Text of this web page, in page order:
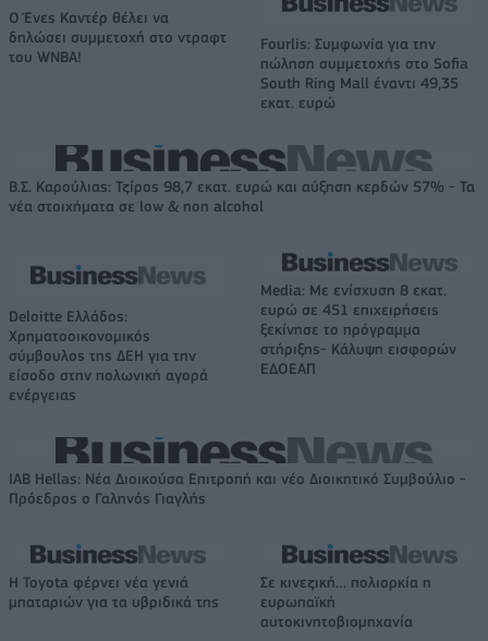
Ο Ένες Καντέρ θέλει να
δηλώσει συμμετοχή στο ντραφτ
του WNBA!
Fourlis: Συμφωνία για την
πώληση συμμετοχής στο Sofia
South Ring Mall έναντι 49,35
εκατ. ευρώ
Β.Σ. Καρούλιας: Τζίρος 98,7 εκατ. ευρώ και αύξηση κερδών 57% - Τα
νέα στοιχήματα σε low & non alcohol
Deloitte Ελλάδος:
Χρηματοοικονομικός
σύμβουλος της ΔΕΗ για την
είσοδο στην πολωνική αγορά
ενέργειας
Media: Με ενίσχυση 8 εκατ.
ευρώ σε 451 επιχειρήσεις
ξεκίνησε το πρόγραμμα
στήριξης- Κάλυψη εισφορών
ΕΔΟΕΑΠ
IAB Hellas: Νέα Διοικούσα Επιτροπή και νέο Διοικητικό Συμβούλιο -
Πρόεδρος ο Γαληνός Γιαγλής
Η Toyota φέρνει νέα γενιά
μπαταριών για τα υβριδικά της
Σε κινεζική… πολιορκία η
ευρωπαϊκή
αυτοκινητοβιομηχανία